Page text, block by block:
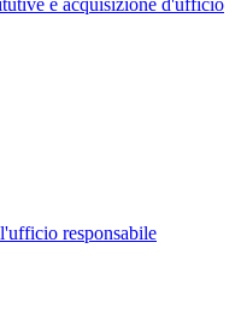
e acquisizione d'ufficio
responsabile